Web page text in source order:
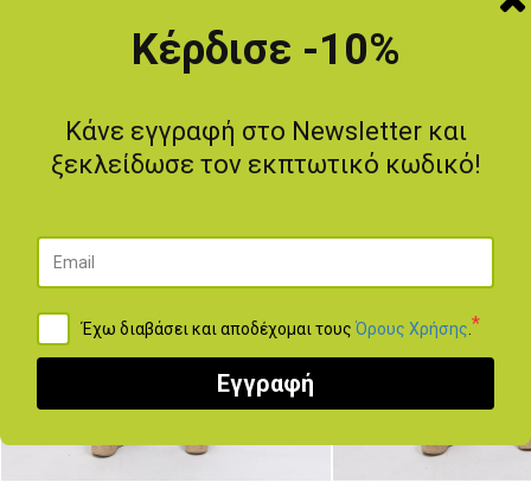
Κέρδισε -10%
Κάνε εγγραφή στο Newsletter και
ξεκλείδωσε τον εκπτωτικό κωδικό!
Έχω διαβάσει και αποδέχομαι τουςΌρους Χρήσης *
Εγγραφή